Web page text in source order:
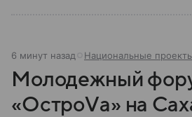
6 минут назад Национальные
Молодежный
«ОстроVа» на